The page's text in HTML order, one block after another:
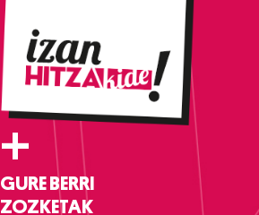
+
GURE BERRI
ZOZKETAK